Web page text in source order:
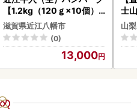
【1.2kg（120ｇ×10個）
】【AG09W】
滋賀県近江八幡市
(0)
13,000
士
山